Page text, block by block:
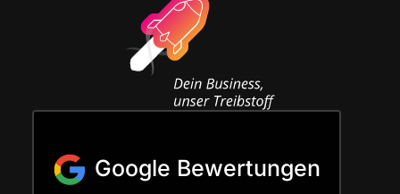
Google Bewertungen